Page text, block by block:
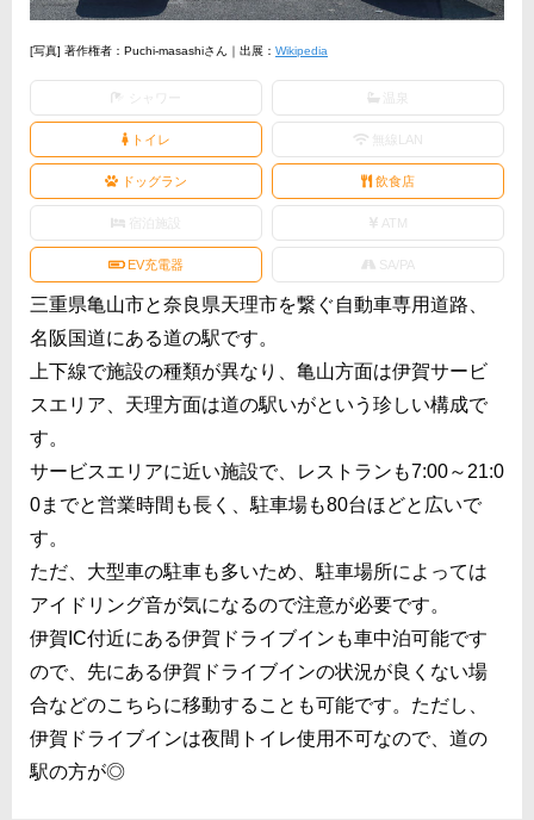
[写真] 著作権者：Puchi-masashiさん｜出展： Wikipedia
トイレ 無線LAN
ドッグラン 飲食店
宿泊施設 ATM
EV充電器 SA/PA
三重県亀山市と奈良県天理市を繋ぐ自動車専用道路、
名阪国道にある道の駅です。
上下線で施設の種類が異なり、亀山方面は伊賀サービ
スエリア、天理方面は道の駅いがという珍しい構成で
す。
サービスエリアに近い施設で、レストランも7:00～21:0
0までと営業時間も長く、駐車場も80台ほどと広いで
す。
ただ、大型車の駐車も多いため、駐車場所によっては
アイドリング音が気になるので注意が必要です。
伊賀IC付近にある伊賀ドライブインも車中泊可能です
ので、先にある伊賀ドライブインの状況が良くない場
合などのこちらに移動することも可能です。ただし、
伊賀ドライブインは夜間トイレ使用不可なので、道の
駅の方が◎